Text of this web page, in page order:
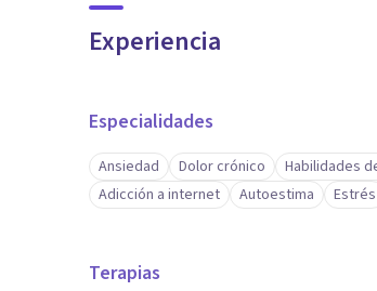
Experiencia
Especialidades
Ansiedad Dolor crónico Habilidades
Adicción a internet
Autoestima Estrés
Terapias